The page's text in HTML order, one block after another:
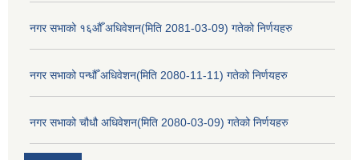
नगर सभाको १६औँ अधिवेशन(मिति 2081-03-09) गतेको निर्णयहरु
नगर सभाको पन्धौँ अधिवेशन(मिति 2080-11-11) गतेको निर्णयहरु
नगर सभाको चौधौ अधिवेशन(मिति 2080-03-09) गतेको निर्णयहरु